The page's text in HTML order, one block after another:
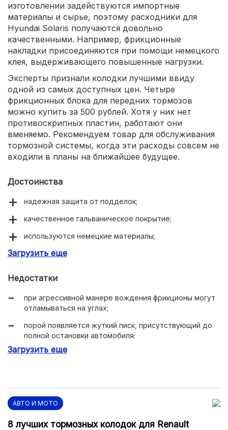
изготовлении задействуются импортные
материалы и сырье, поэтому расходники для
Hyundai Solaris получаются довольно
качественными. Например, фрикционные
накладки присоединяются при помощи немецкого
клея, выдерживающего повышенные нагрузки.
Эксперты признали колодки лучшими ввиду
одной из самых доступных цен. Четыре
фрикционных блока для передних тормозов
можно купить за 500 рублей. Хотя у них нет
противоскрипных пластин, работают они
вменяемо. Рекомендуем товар для обслуживания
тормозной системы, когда эти расходы совсем не
входили в планы на ближайшее будущее.
Достоинства
надежная защита от подделок;
качественное гальваническое покрытие;
используются немецкие материалы;
можно купить в любом городе России.
Загрузить еще
Недостатки
при агрессивной манере вождения фрикционы могут
отламываться на углах;
порой появляется жуткий писк, присутствующий до
полной остановки автомобиля;
пока материал не разогреется, тормоза вялые.
Загрузить еще
АВТО И МОТО
8 лучших тормозных колодок для Renault